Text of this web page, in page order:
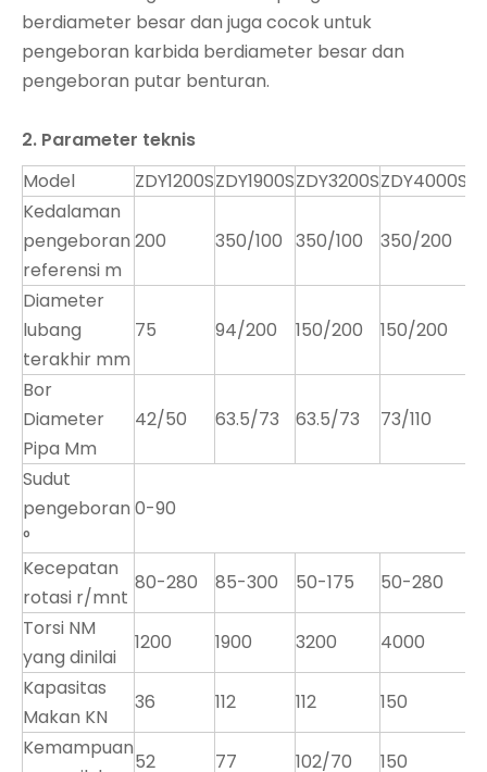
berdiameter besar dan juga cocok untuk
pengeboran karbida berdiameter besar dan
pengeboran putar benturan.
2. Parameter teknis
Model
ZDY1200SZDY1900SZDY3200SZDY4000S
Kedalaman
pengeboran
referensi m
200 350/100 350/100 350/200
Diameter
lubang
terakhir mm
75 94/200 150/200 150/200
Bor
Diameter
Pipa Mm
42/50 63.5/73 63.5/73 73/110
Sudut
pengeboran
°
0-90
Kecepatan
rotasi r/mnt
80-280 85-300 50-175
50-280
Torsi NM
yang dinilai
1200 1900 3200
4000
Kapasitas
Makan KN
36 112 112
150
Kemampuan
52 77 102/70 150